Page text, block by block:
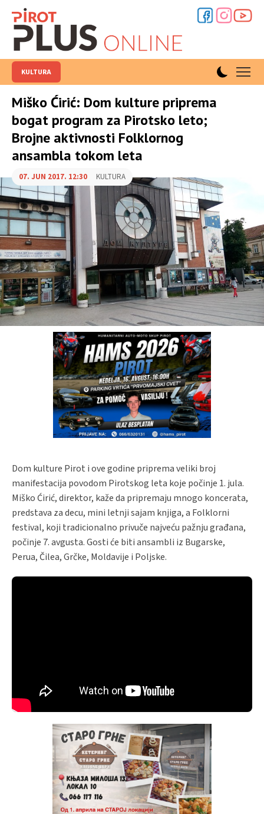
KULTURA
Miško Ćirić: Dom kulture priprema
bogat program za Pirotsko leto;
Brojne aktivnosti Folklornog
ansambla tokom leta
07. JUN 2017. 12:30 KULTURA
Dom kulture Pirot i ove godine priprema veliki broj
manifestacija povodom Pirotskog leta koje počinje 1. jula.
Miško Ćirić, direktor, kaže da pripremaju mnogo koncerata,
predstava za decu, mini letnji sajam knjiga, a Folklorni
festival, koji tradicionalno privuče najveću pažnju građana,
počinje 7. avgusta. Gosti će biti ansambli iz Bugarske,
Perua, Čilea, Grčke, Moldavije i Poljske.